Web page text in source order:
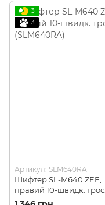
3
3
Артикул: SLM640RA
Шифтер SL-M640 ZEE,
правий 10-швидк. трос
(SLM640RA)